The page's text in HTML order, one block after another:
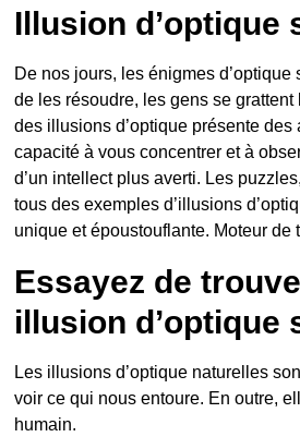
Illusion
De nos jours, les énigmes
de les résoudre, les gens se
des illusions d’optique présente
capacité à vous concentrer et à
d’un intellect plus averti. Les
tous des exemples d’illusions
unique et époustouflante. Moteur de
Essayez de
illusion d’optique
Les illusions d’optique naturelles
voir ce qui nous entoure. En outre,
humain.